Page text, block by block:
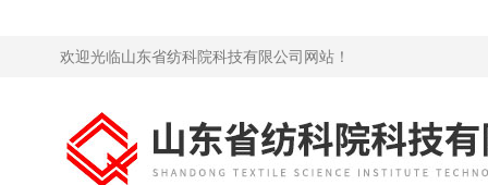
欢迎光临山东省纺科院科技有限公司网站！